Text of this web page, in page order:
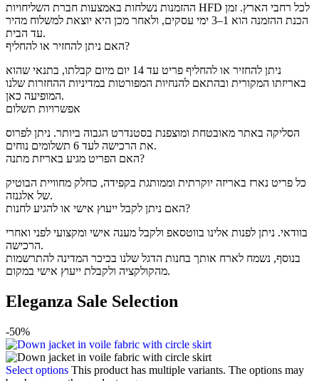
ההזמנות נשלחות באמצעות חברת השליחויות HFD לכל רחבי הארץ. זמן
הכנת ההזמנה הוא 1–3 ימי עסקים, ולאחר מכן היא יוצאת למשלוח מהיר
עד הבית.
האם ניתן להחזיר או להחליף?
ניתן להחזיר או להחליף פריט עד 14 יום מיום קבלתו, בתנאי שהוא
באריזתו המקורית ובהתאם להנחיות המפורטות במדיניות ההחזרות שלנו
המופיעה כאן.
אפשרויות תשלום
הסליקה באתר מאובטחת ומוצפנת בסטנדרט הגבוה ביותר. ניתן לפרוס
את הרכישה לעד 6 תשלומים נוחים.
האם הפריט מגיע באריזת מתנה?
כל פריט נארז באריזה יוקרתית וממותגת בקפידה, כחלק מחוויית הבוטיק
של אלגנזה.
האם ניתן לקבל ייעוץ אישי או להגיע לחנות?
בוודאי. ניתן לפנות אלינו בווטסאפ ולקבל מענה אישי ומקצועי לפני ואחרי
הרכישה.
בנוסף, נשמח לארח אותך בחנות הדגל שלנו בכיכר המדינה להתרשמות
מהקולקציה ולקבלת ייעוץ אישי במקום.
Eleganza Sale Selection
-50%
Select options This product has multiple variants. The options may